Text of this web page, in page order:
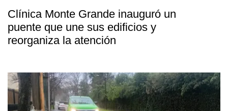
Clínica Monte Grande inauguró un
puente que une sus edificios y
reorganiza la atención